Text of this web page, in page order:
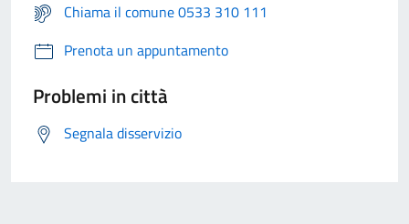
Chiama il comune 0533 310 111
Prenota un appuntamento
Problemi in città
Segnala disservizio